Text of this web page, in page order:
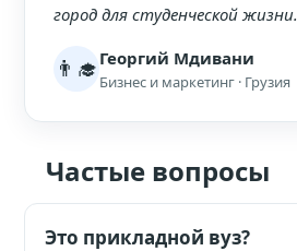
город для студенческой жизни.
👨‍🎓 Георгий Мдивани
Бизнес и маркетинг · Грузия
Частые вопросы
Это прикладной вуз?